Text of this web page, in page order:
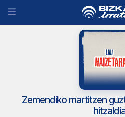
Zemendiko martitzen